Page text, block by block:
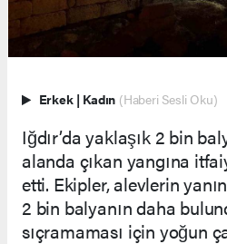
Erkek | Kadın (Haberi Sesli Oku)
Iğdır’da yaklaşık 2 bin
alanda çıkan yangına
etti. Ekipler, alevlerin
2 bin balyanın daha
sıçramaması için yoğun